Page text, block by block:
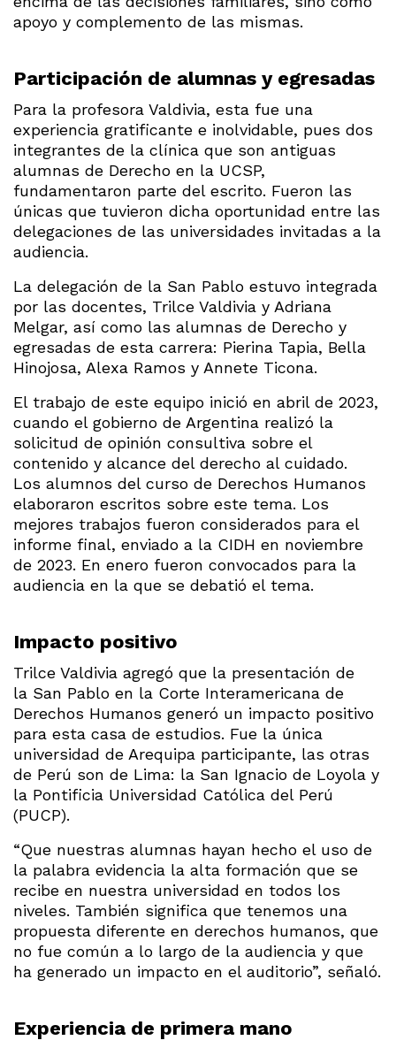
apoyo y complemento de las mismas.
Participación de alumnas y egresadas
Para la profesora Valdivia, esta fue una
experiencia gratificante e inolvidable, pues dos
integrantes de la clínica que son antiguas
alumnas de Derecho en la UCSP,
fundamentaron parte del escrito. Fueron las
únicas que tuvieron dicha oportunidad entre las
delegaciones de las universidades invitadas a la
audiencia.
La delegación de la San Pablo estuvo integrada
por las docentes, Trilce Valdivia y Adriana
Melgar, así como las alumnas de Derecho y
egresadas de esta carrera: Pierina Tapia, Bella
Hinojosa, Alexa Ramos y Annete Ticona.
El trabajo de este equipo inició en abril de 2023,
cuando el gobierno de Argentina realizó la
solicitud de opinión consultiva sobre el
contenido y alcance del derecho al cuidado.
Los alumnos del curso de Derechos Humanos
elaboraron escritos sobre este tema. Los
mejores trabajos fueron considerados para el
informe final, enviado a la CIDH en noviembre
de 2023. En enero fueron convocados para la
audiencia en la que se debatió el tema.
Impacto positivo
Trilce Valdivia agregó que la presentación de
la San Pablo en la Corte Interamericana de
Derechos Humanos generó un impacto positivo
para esta casa de estudios. Fue la única
universidad de Arequipa participante, las otras
de Perú son de Lima: la San Ignacio de Loyola y
la Pontificia Universidad Católica del Perú
(PUCP).
“Que nuestras alumnas hayan hecho el uso de
la palabra evidencia la alta formación que se
recibe en nuestra universidad en todos los
niveles. También significa que tenemos una
propuesta diferente en derechos humanos, que
no fue común a lo largo de la audiencia y que
ha generado un impacto en el auditorio”, señaló.
Experiencia de primera mano